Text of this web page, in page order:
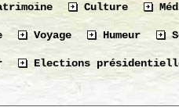
Culture
Voyage Humeur
Elections